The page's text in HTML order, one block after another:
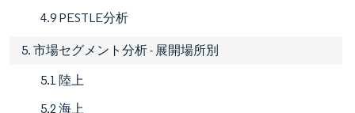
4.9 PESTLE分析
5. 市場セグメント分析 - 展開場所別
5.1 陸上
5.2 海上